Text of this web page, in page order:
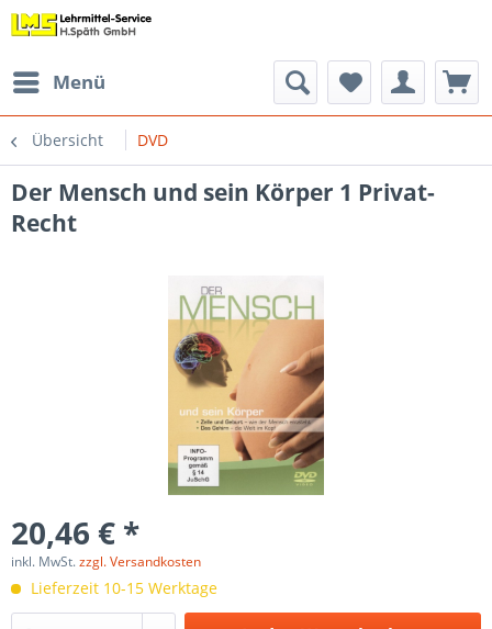
Menü
Übersicht DVD
Der Mensch und sein Körper 1 Privat-
Recht
20,46 € *
inkl. MwSt.zzgl. Versandkosten
Lieferzeit 10-15 Werktage